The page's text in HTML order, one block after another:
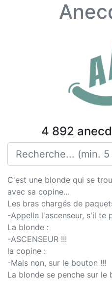
4 892
C'est une blonde qui se
avec sa copine...
Les bras chargés de
-Appelle l'ascenseur, s'il te
La blonde :
-ASCENSEUR !!!
la copine :
-Mais non, sur le bouton !!!
La blonde se penche sur le